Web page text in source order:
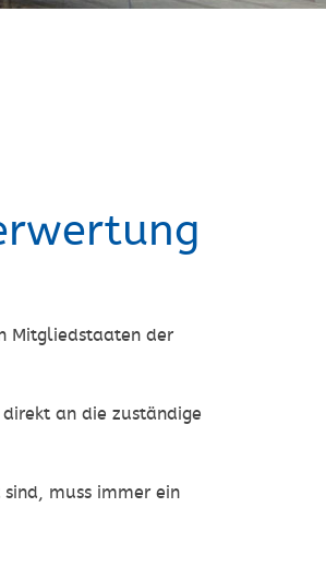
Mitgliedstaaten der
an die zuständige
muss immer ein